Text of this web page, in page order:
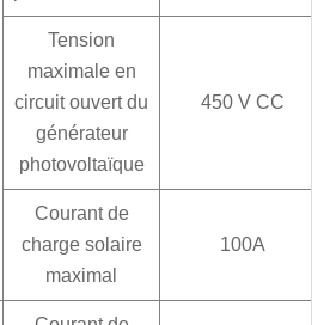
Tension
maximale en
circuit ouvert du
générateur
photovoltaïque
450 V CC
Courant de
charge solaire
maximal
100A